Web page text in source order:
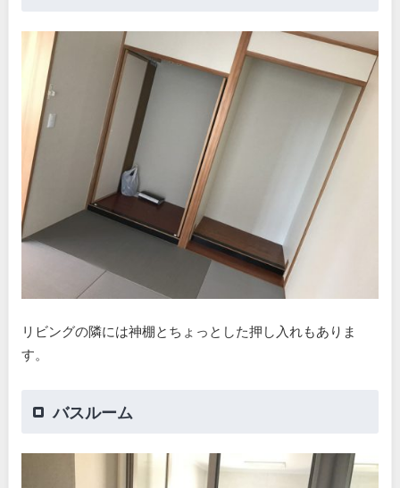
リビングの隣には神棚とちょっとした押し入れもありま
す。
バスルーム